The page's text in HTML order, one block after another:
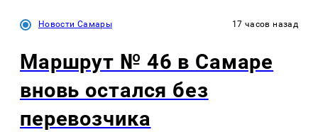
Новости Самары 17 часов назад
Маршрут № 46 в Самаре
вновь остался без
перевозчика